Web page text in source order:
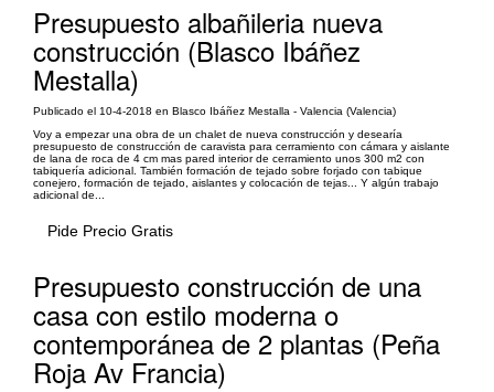
Presupuesto albañileria nueva
construcción (Blasco Ibáñez
Mestalla)
Publicado el 10-4-2018 en Blasco Ibáñez Mestalla - Valencia (Valencia)
Voy a empezar una obra de un chalet de nueva construcción y desearía
presupuesto de construcción de caravista para cerramiento con cámara y aislante
de lana de roca de 4 cm mas pared interior de cerramiento unos 300 m2 con
tabiquería adicional. También formación de tejado sobre forjado con tabique
conejero, formación de tejado, aislantes y colocación de tejas... Y algún trabajo
adicional de...
Pide Precio Gratis
Presupuesto construcción de una
casa con estilo moderna o
contemporánea de 2 plantas (Peña
Roja Av Francia)